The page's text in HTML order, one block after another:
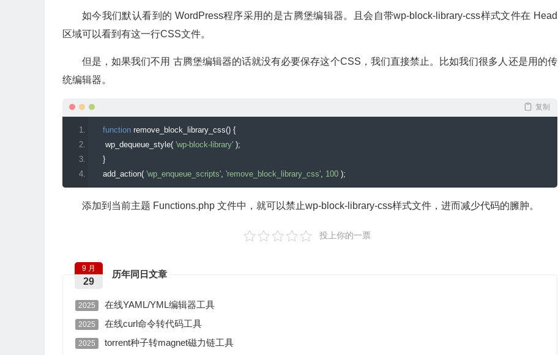
如今我们默认看到的 WordPress程序采用的是古腾堡编辑器。且会自带wp-block-library-css样式文件在 Head
区域可以看到有这一行CSS文件。
但是，如果我们不用 古腾堡编辑器的话就没有必要保存这个CSS，我们直接禁止。比如我们很多人还是用的传
统编辑器。
复制
function remove_block_library_css() {
     wp_dequeue_style
( 'wp-block-library' );
}
    add_action
( 'wp_enqueue_scripts', 'remove_block_library_css', 100 );
添加到当前主题 Functions.php 文件中，就可以禁止wp-block-library-css样式文件，进而减少代码的臃肿。
投上你的一票
历年同日文章
9 月
29
2025 在线YAML/YML编辑器工具
2025 在线curl命令转代码工具
2025 torrent种子转magnet磁力链工具